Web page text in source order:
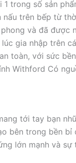
1 trong số sản
nấu trên bếp từ
và đã được
gia nhập trên
toàn, với sức
Withford Có
tới tay bạn
bên trong bền
lớn mạnh và